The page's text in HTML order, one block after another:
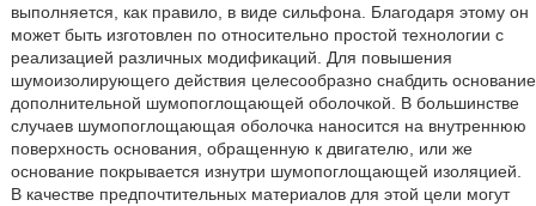
выполняется, как правило, в виде сильфона. Благодаря этому он
может быть изготовлен по относительно простой технологии с
реализацией различных модификаций. Для повышения
шумоизолирующего действия целесообразно снабдить основание
дополнительной шумопоглощающей оболочкой. В большинстве
случаев шумопоглощающая оболочка наносится на внутреннюю
поверхность основания, обращенную к двигателю, или же
основание покрывается изнутри шумопоглощающей изоляцией.
В качестве предпочтительных материалов для этой цели могут